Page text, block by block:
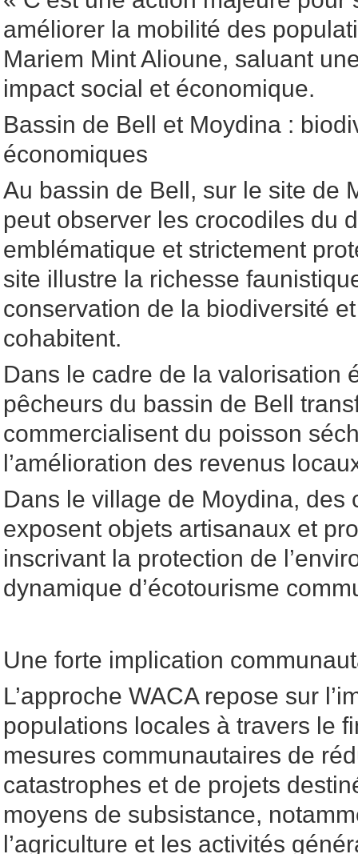
améliorer la mobilité des
Mariem Mint Alioune, saluant
impact social et économique.
Bassin de Bell et Moydina :
économiques
Au bassin de Bell, sur le site de
peut observer les crocodiles du
emblématique et strictement
site illustre la richesse
conservation de la biodiversité
cohabitent.
Dans le cadre de la valorisation
pêcheurs du bassin de Bell
commercialisent du poisson
l’amélioration des revenus
Dans le village de Moydina, des
exposent objets artisanaux et
inscrivant la protection de
dynamique d’écotourisme
Une forte implication
L’approche WACA repose sur
populations locales à travers le
mesures communautaires de
catastrophes et de projets
moyens de subsistance,
l’agriculture et les activités